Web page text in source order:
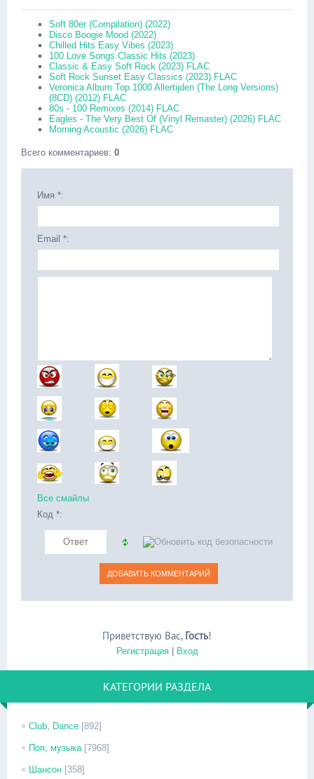
Soft 80er (Compilation) (2022)
Disco Boogie Mood (2022)
Chilled Hits Easy Vibes (2023)
100 Love Songs Classic Hits (2023)
Classic & Easy Soft Rock (2023) FLAC
Soft Rock Sunset Easy Classics (2023) FLAC
Veronica Album Top 1000 Allertijden (The Long Versions)
(8CD) (2012) FLAC
80s - 100 Remixes (2014) FLAC
Eagles - The Very Best Of (Vinyl Remaster) (2026) FLAC
Morning Acoustic (2026) FLAC
Всего комментариев: 0
Имя *:
Email *:
Все смайлы
Код *:
Приветствую Вас, Гость!
Регистрация| Вход
КАТЕГОРИИ РАЗДЕЛА
Club, Dance [892]
Поп, музыка [7968]
Шансон [358]